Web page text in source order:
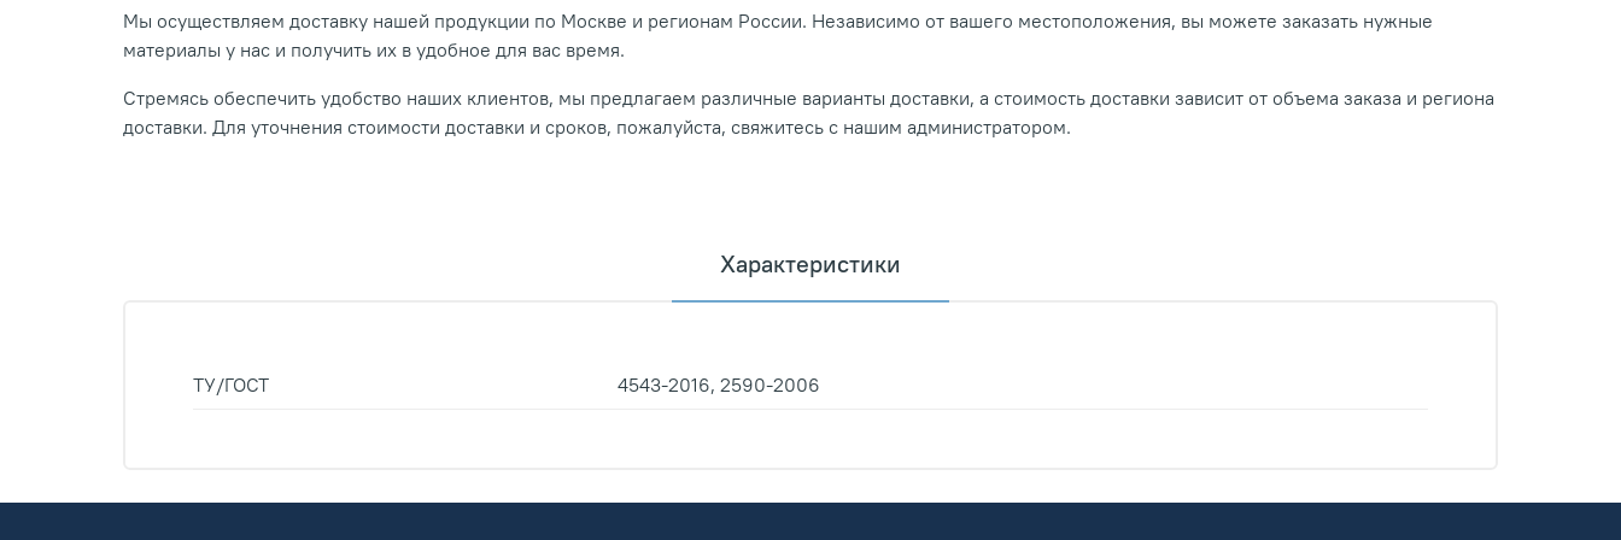
Мы осуществляем доставку нашей продукции по Москве и регионам России. Независимо от вашего местоположения, вы можете заказать нужные
материалы у нас и получить их в удобное для вас время.
Стремясь обеспечить удобство наших клиентов, мы предлагаем различные варианты доставки, а стоимость доставки зависит от объема заказа и региона
доставки. Для уточнения стоимости доставки и сроков, пожалуйста, свяжитесь с нашим администратором.
Характеристики
ТУ/ГОСТ 4543-2016, 2590-2006